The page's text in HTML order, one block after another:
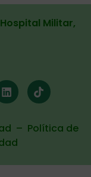
Militar,
– Política de